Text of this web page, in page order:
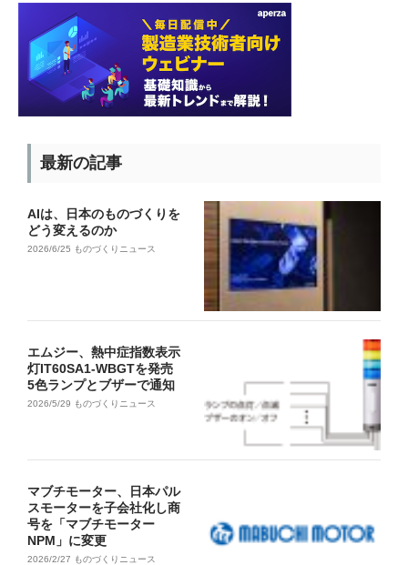
最新の記事
AIは、日本のものづくりを
どう変えるのか
2026/6/25 ものづくりニュース
エムジー、熱中症指数表示
灯IT60SA1-WBGTを発売
5色ランプとブザーで通知
2026/5/29 ものづくりニュース
マブチモーター、日本パル
スモーターを子会社化し商
号を「マブチモーター
NPM」に変更
2026/2/27 ものづくりニュース